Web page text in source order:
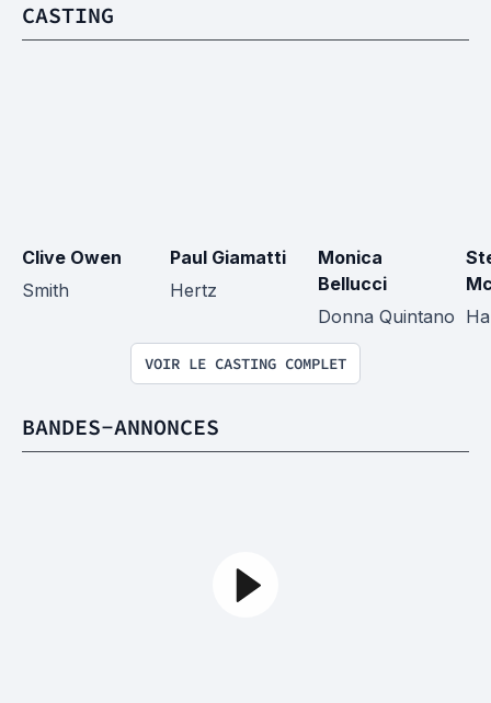
CASTING
Clive Owen
Smith
Paul Giamatti
Hertz
Monica
Bellucci
Donna Quintano
VOIR LE CASTING COMPLET
BANDES-ANNONCES